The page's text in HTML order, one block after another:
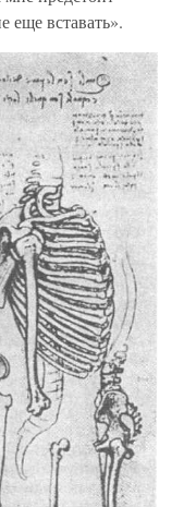
еще вставать».